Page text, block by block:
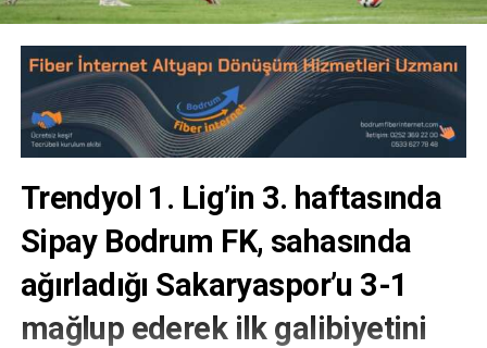
Trendyol 1. Lig’in 3. haftasında
Sipay Bodrum FK, sahasında
ağırladığı Sakaryaspor’u 3-1
mağlup ederek ilk galibiyetini